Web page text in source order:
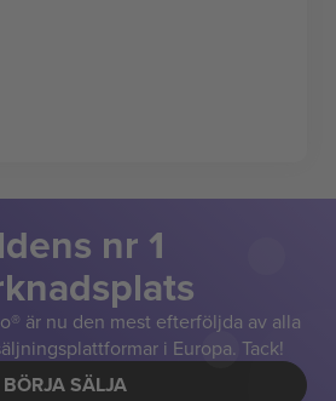
nr 1
är nu den mest efterföljda av alla
i Europa. Tack!
BÖRJA SÄLJA